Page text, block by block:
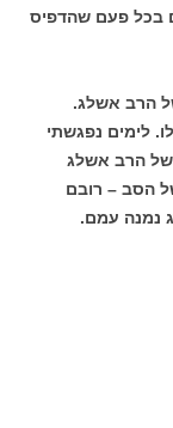
בכל פעם שהדפיס
הרב אשלג.
לימים נפגשתי
של הרב אשלג
הסב – רובם
נמנה עמם.